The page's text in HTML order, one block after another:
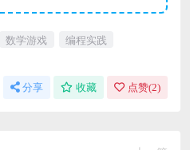
数学游戏
编程实践
分享 收藏 点赞(2)